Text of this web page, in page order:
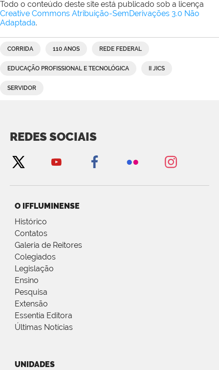
Todo o conteúdo deste site está publicado sob a licença
Creative Commons Atribuição-SemDerivações 3.0 Não
Adaptada.
CORRIDA 110 ANOS REDE FEDERAL
EDUCAÇÃO PROFISSIONAL E TECNOLÓGICA II JICS
SERVIDOR
REDES SOCIAIS
O IFFLUMINENSE
Histórico
Contatos
Galeria de Reitores
Colegiados
Legislação
Ensino
Pesquisa
Extensão
Essentia Editora
Últimas Notícias
UNIDADES